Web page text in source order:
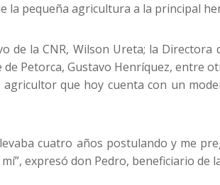
la pequeña agricultura a la principal
la CNR, Wilson Ureta; la
de Petorca, Gustavo Henríquez,
que hoy cuenta con un
cuatro años postulando y me
expresó don Pedro, beneficiario de